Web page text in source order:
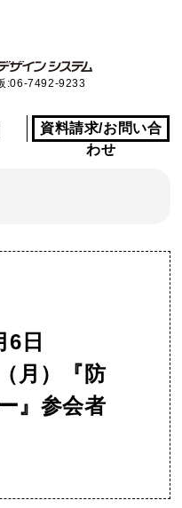
:06-7492-9233
資料請求/お問い合
わせ
6日
月）『防
』参会者